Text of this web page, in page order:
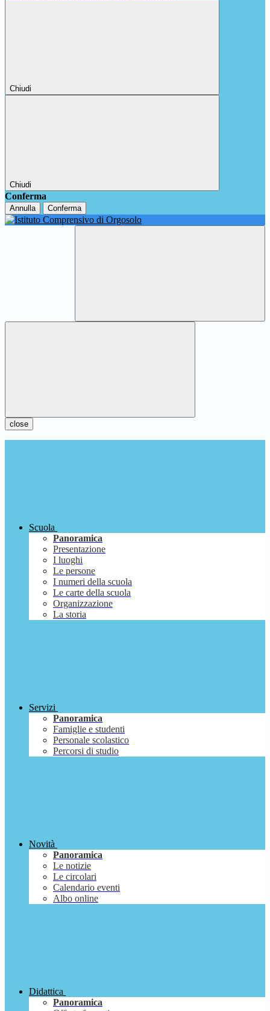
Chiudi
Chiudi
Conferma
Annulla Conferma
close
Scuola
Panoramica
Presentazione
I luoghi
Le persone
I numeri della scuola
Le carte della scuola
Organizzazione
La storia
Servizi
Panoramica
Famiglie e studenti
Personale scolastico
Percorsi di studio
Novità
Panoramica
Le notizie
Le circolari
Calendario eventi
Albo online
Didattica
Panoramica